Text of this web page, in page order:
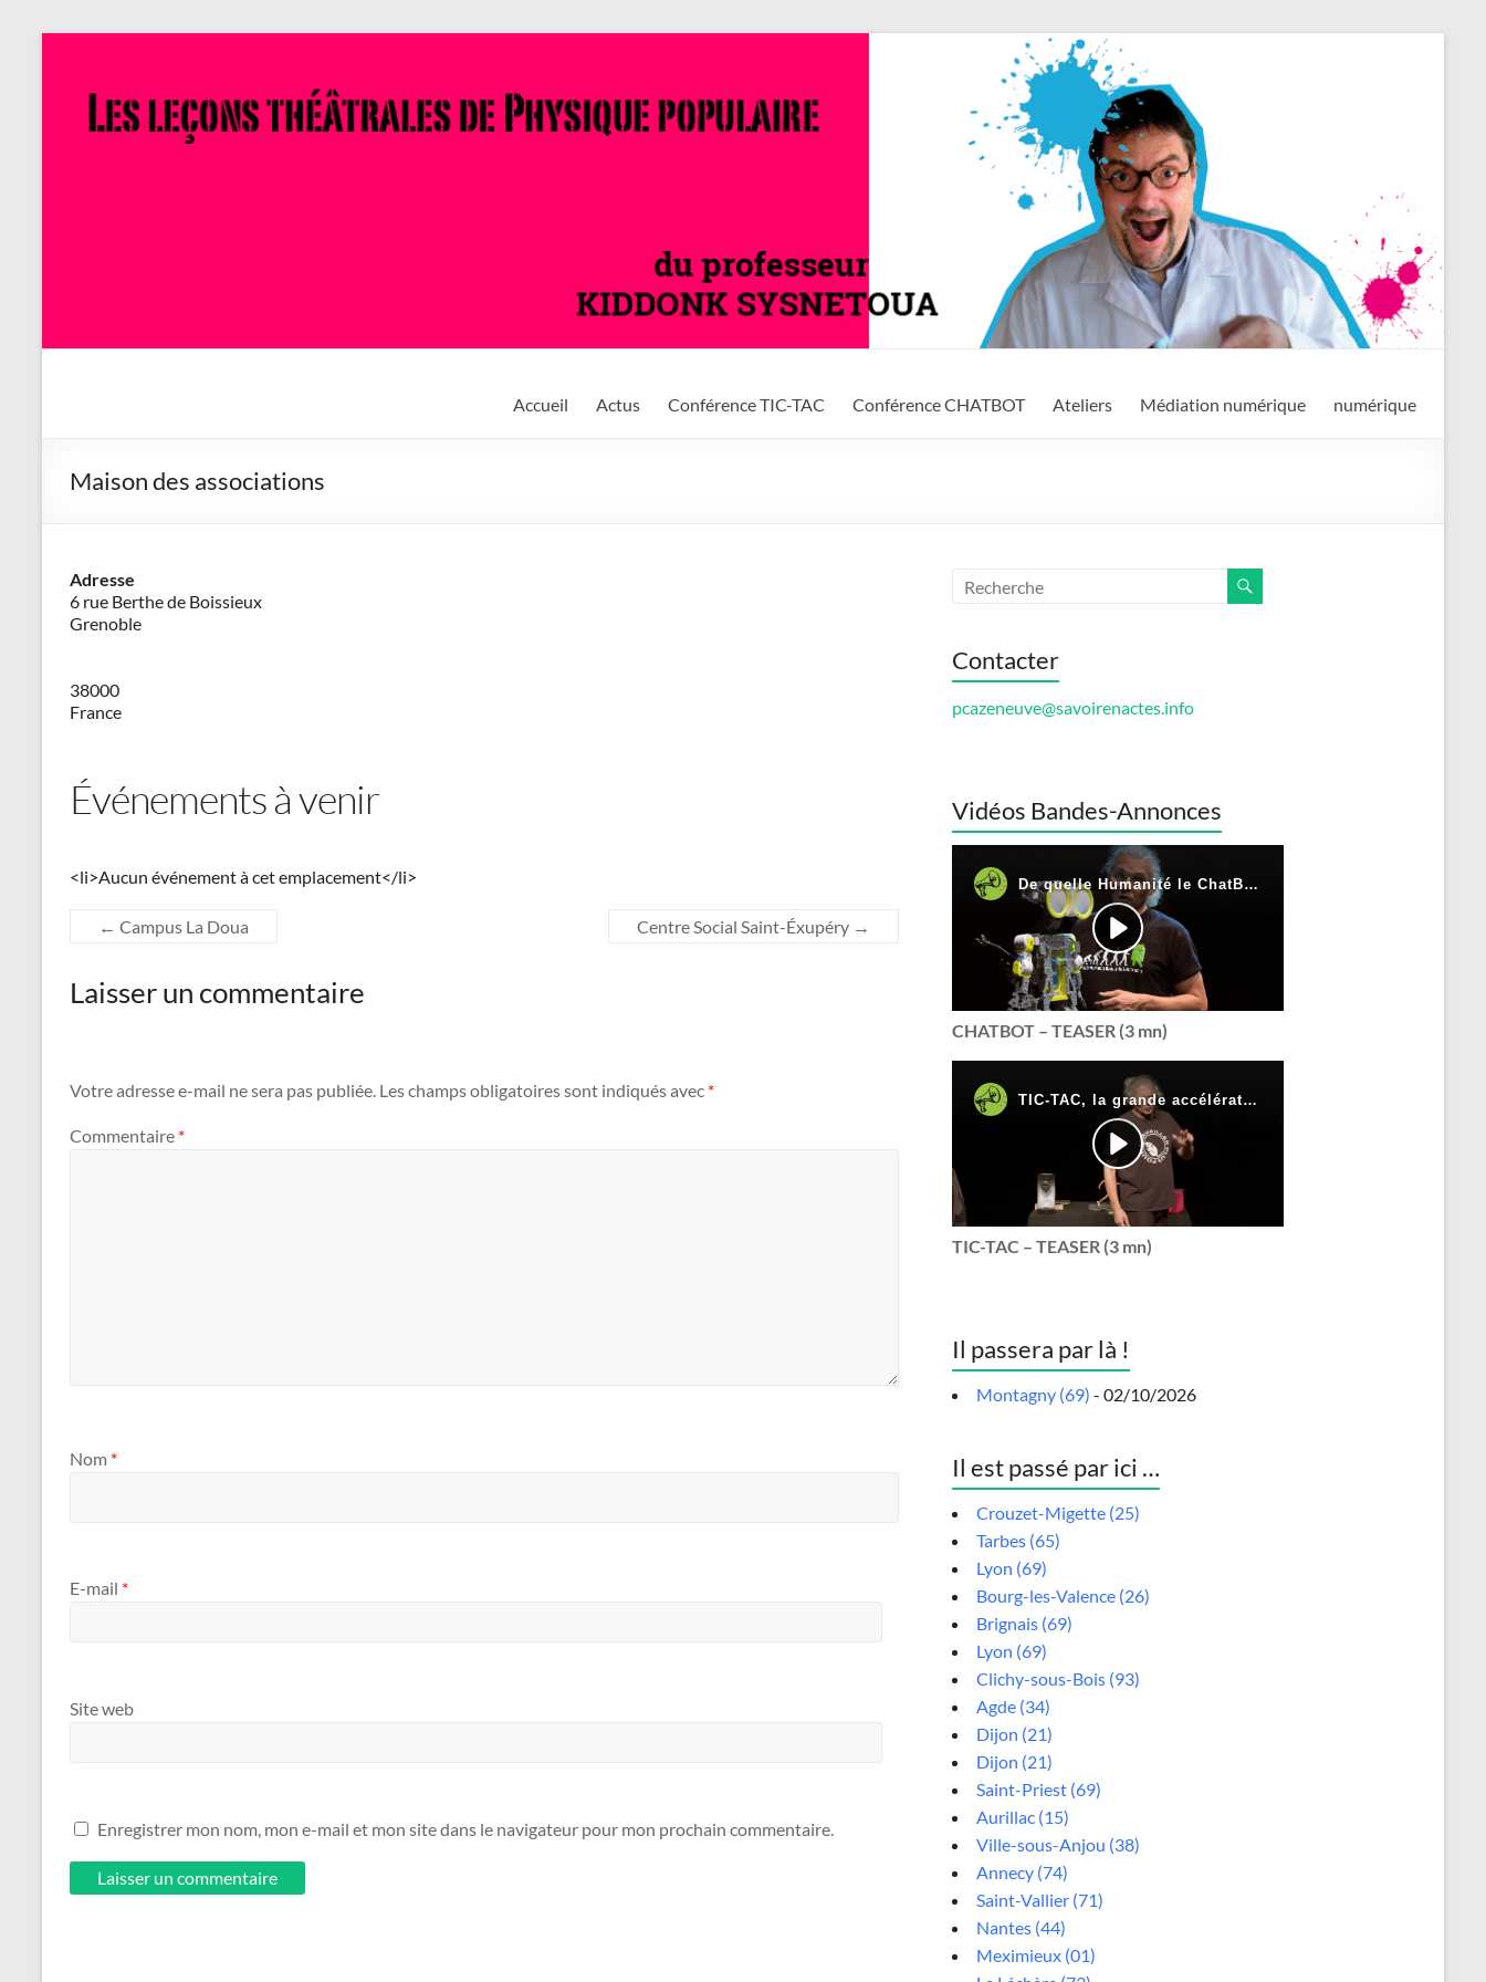
actes
Philippe
Cazeneuve
Accueil Actus Conférence TIC-TAC Conférence CHATBOT Ateliers Médiation numérique numérique
Maison des associations
Adresse
6 rue Berthe de Boissieux
Grenoble
38000
France
Événements à venir
<li>Aucun événement à cet emplacement</li>
← Campus La Doua Centre Social Saint-Éxupéry →
Laisser un commentaire
Votre adresse e-mail ne sera pas publiée. Les champs obligatoires sont indiqués avec *
Commentaire *
Nom *
E-mail *
Site web
Enregistrer mon nom, mon e-mail et mon site dans le navigateur pour mon prochain commentaire.
Contacter
pcazeneuve@savoirenactes.info
Vidéos Bandes-Annonces
CHATBOT – TEASER (3 mn)
TIC-TAC – TEASER (3 mn)
Il passera par là !
Montagny (69) - 02/10/2026
Il est passé par ici …
Crouzet-Migette (25)
Tarbes (65)
Lyon (69)
Bourg-les-Valence (26)
Brignais (69)
Lyon (69)
Clichy-sous-Bois (93)
Agde (34)
Dijon (21)
Dijon (21)
Saint-Priest (69)
Aurillac (15)
Ville-sous-Anjou (38)
Annecy (74)
Saint-Vallier (71)
Nantes (44)
Meximieux (01)